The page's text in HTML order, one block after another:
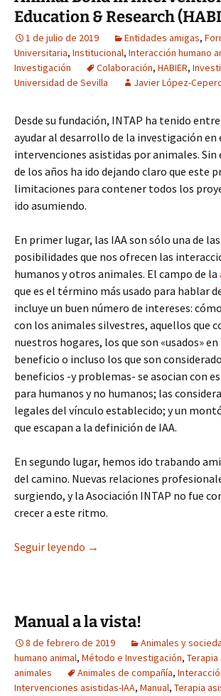
Education & Research
1 de julio de 2019 Entidades amigas,
Universitaria, Institucional, Interacción humano
Investigación
Colaboración, HABIER,
Universidad de Sevilla
Javier López-
Desde su fundación, INTAP ha tenido
ayudar al desarrollo de la investigación en
intervenciones asistidas por animales. Sin
de los años ha ido dejando claro que este
limitaciones para contener todos los
ido asumiendo.
En primer lugar, las IAA son sólo una de
posibilidades que nos ofrecen las
humanos y otros animales. El campo de la
que es el término más usado para hablar
incluye un buen número de intereses:
con los animales silvestres, aquellos que
nuestros hogares, los que son «usados»
beneficio o incluso los que son
beneficios -y problemas- se asocian con
para humanos y no humanos; las
legales del vínculo establecido; y un
que escapan a la definición de IAA.
En segundo lugar, hemos ido trabando
del camino. Nuevas relaciones
surgiendo, y la Asociación INTAP no fue
crecer a este ritmo.
Seguir leyendo Nuevo laboratorio y web:
→
Manual a la vista!
8 de febrero de 2019 Animales y
humano animal, Método e Investigación,
animales
Animales de compañía,
Intervenciones asistidas-IAA, Manual, Terapia